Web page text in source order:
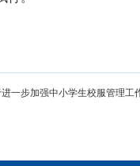
一步加强中小学生校服管理工